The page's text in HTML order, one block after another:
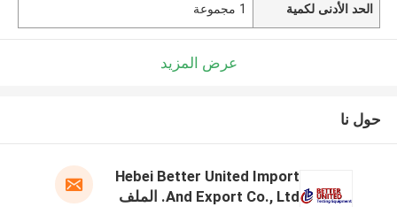
الحد الأدنى لكمية 1 مجموعة
عرض المزيد
حول نا
Hebei Better United Import
And Export Co., Ltd. الملف